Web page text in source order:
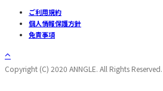
ご利用規約
個人情報保護方針
免責事項
Copyright (C) 2020 ANNGLE. All Rights Reserved.